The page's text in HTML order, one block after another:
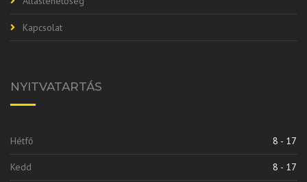
Kapcsolat
NYITVATARTÁS
Hétfő 8 - 17
Kedd 8 - 17